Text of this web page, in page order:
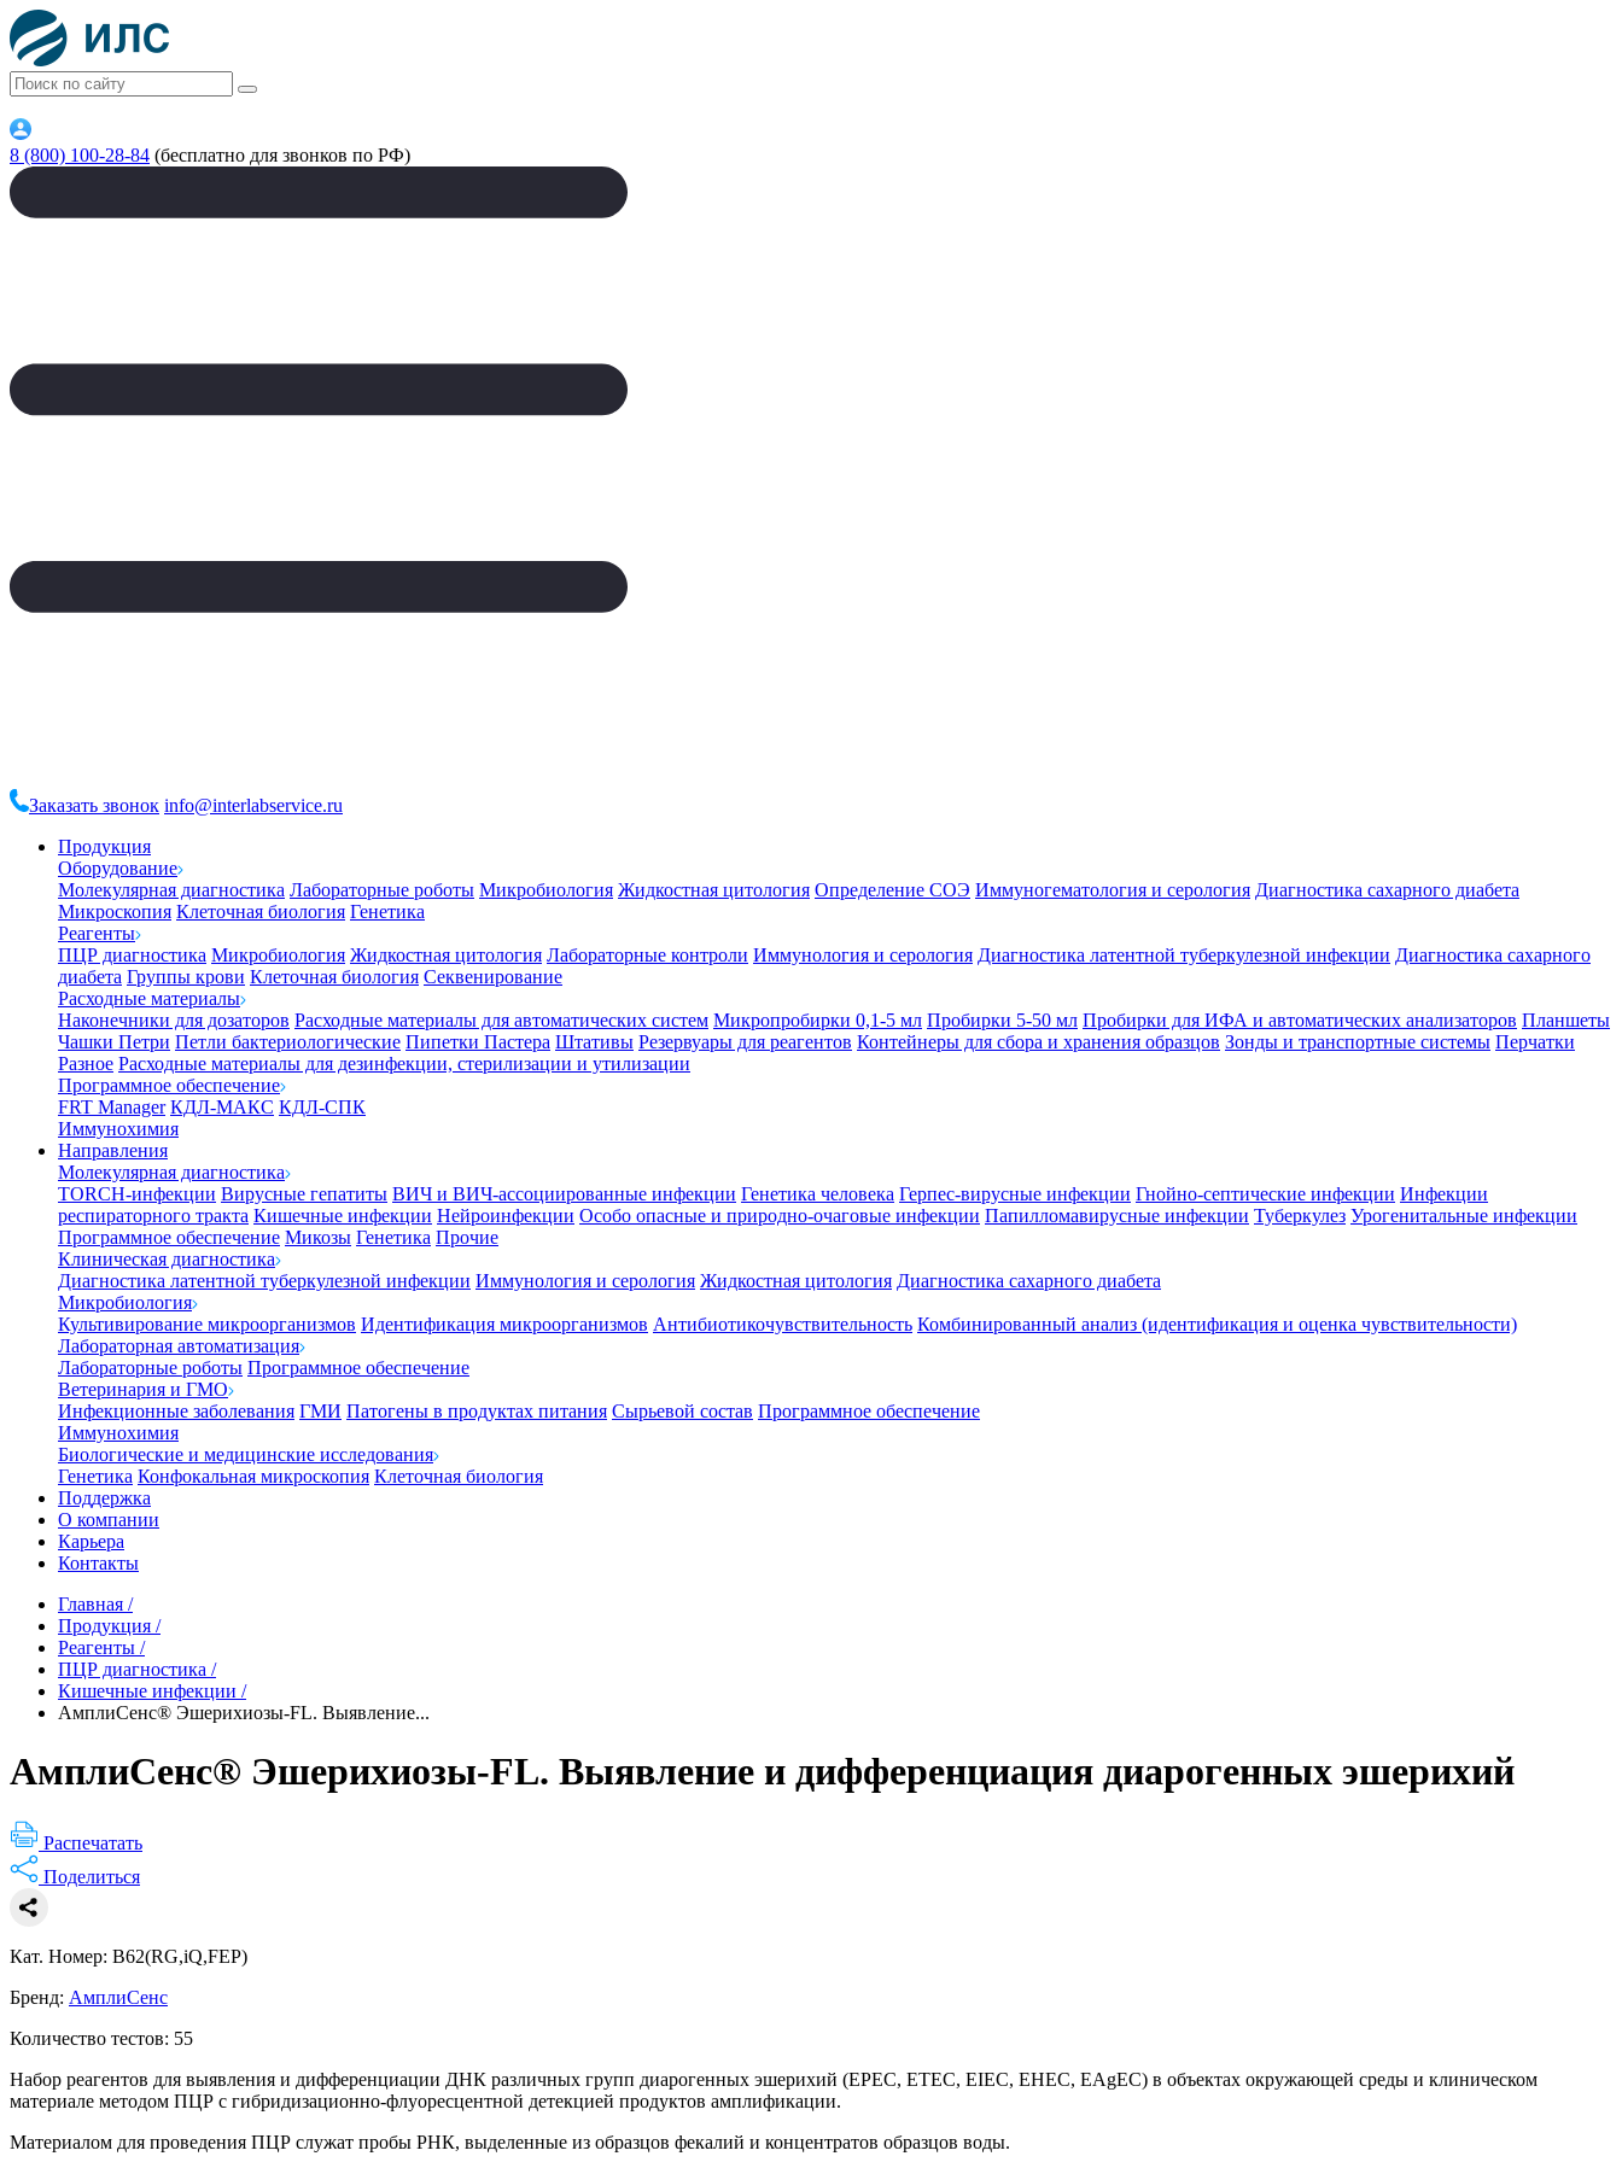
8 (800) 100-28-84 (бесплатно для звонков по РФ)
Заказать звонок info@interlabservice.ru
Продукция
Оборудование
Молекулярная диагностика Лабораторные роботы Микробиология Жидкостная цитология Определение СОЭ Иммуногематология и серология Диагностика сахарного диабета
Микроскопия Клеточная биология Генетика
Реагенты
ПЦР диагностика Микробиология Жидкостная цитология Лабораторные контроли Иммунология и серология Диагностика латентной туберкулезной инфекции Диагностика сахарного
диабета Группы крови Клеточная биология Секвенирование
Расходные материалы
Наконечники для дозаторов Расходные материалы для автоматических систем Микропробирки 0,1-5 мл Пробирки 5-50 мл Пробирки для ИФА и автоматических анализаторов Планшеты
Чашки Петри Петли бактериологические Пипетки Пастера Штативы Резервуары для реагентов Контейнеры для сбора и хранения образцов Зонды и транспортные системы Перчатки
Разное Расходные материалы для дезинфекции, стерилизации и утилизации
Программное обеспечение
FRT Manager КДЛ-МАКС КДЛ-СПК
Иммунохимия
Направления
Молекулярная диагностика
TORCH-инфекции Вирусные гепатиты ВИЧ и ВИЧ-ассоциированные инфекции Генетика человека Герпес-вирусные инфекции Гнойно-септические инфекции Инфекции
респираторного тракта Кишечные инфекции Нейроинфекции Особо опасные и природно-очаговые инфекции Папилломавирусные инфекции Туберкулез Урогенитальные инфекции
Программное обеспечение Микозы Генетика Прочие
Клиническая диагностика
Диагностика латентной туберкулезной инфекции Иммунология и серология Жидкостная цитология Диагностика сахарного диабета
Микробиология
Культивирование микроорганизмов Идентификация микроорганизмов Антибиотикочувствительность Комбинированный анализ (идентификация и оценка чувствительности)
Лабораторная автоматизация
Лабораторные роботы Программное обеспечение
Ветеринария и ГМО
Инфекционные заболевания ГМИ Патогены в продуктах питания Сырьевой состав Программное обеспечение
Иммунохимия
Биологические и медицинские исследования
Генетика Конфокальная микроскопия Клеточная биология
Поддержка
О компании
Карьера
Контакты
Главная /
Продукция /
Реагенты /
ПЦР диагностика /
Кишечные инфекции /
АмплиСенс® Эшерихиозы-FL. Выявление...
АмплиСенс® Эшерихиозы-FL. Выявление и дифференциация диарогенных эшерихий
Распечатать
Поделиться
Кат. Номер: B62(RG,iQ,FEP)
Бренд: АмплиСенс
Количество тестов: 55
Набор реагентов для выявления и дифференциации ДНК различных групп диарогенных эшерихий (EPEC, ETEC, EIEC, EHEC, EAgEC) в объектах окружающей среды и клиническом
материале методом ПЦР с гибридизационно-флуоресцентной детекцией продуктов амплификации.
Материалом для проведения ПЦР служат пробы РНК, выделенные из образцов фекалий и концентратов образцов воды.